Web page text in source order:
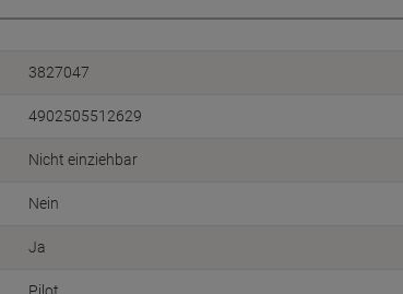
3827047
4902505512629
Nicht einziehbar
Nein
Ja